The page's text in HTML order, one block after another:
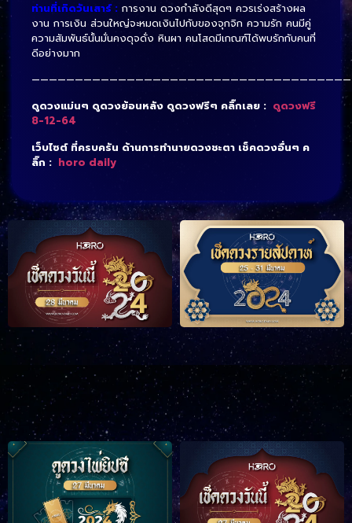
ท่านที่เกิดวันเสาร์ : การงาน ดวงกำลังดีสุดๆ ควรเร่งสร้างผล
งาน การเงิน ส่วนใหญ่จะหมดเงินไปกับของจุกจิก ความรัก คนมีคู่
ความสัมพันธ์นั้นมั่นคงดุจดั่ง หินผา คนโสดมีเกณฑ์ได้พบรักกับคนที่
ดีอย่างมาก
ดูดวงแม่นๆ ดูดวงย้อนหลัง ดูดวงฟรีๆ คลิ๊กเลย : ดูดวงฟรี
8-12-64
เว็บไซต์ ที่ครบครัน ด้านการทำนายดวงชะตา เช็คดวงอื่นๆ ค
ลิ๊ก : horo daily